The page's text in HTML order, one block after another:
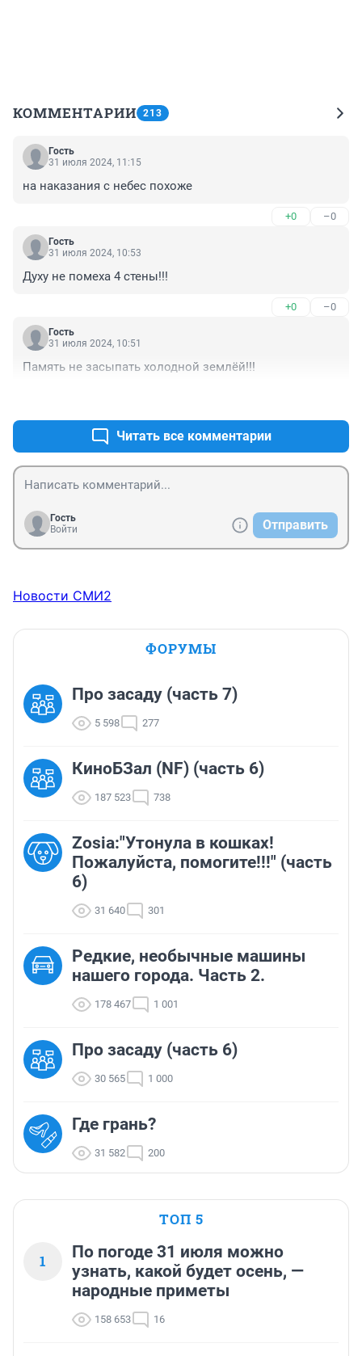
КОММЕНТАРИИ 213
Гость
31 июля 2024, 11:15
на наказания с небес похоже
+0 –0
Гость
31 июля 2024, 10:53
Духу не помеха 4 стены!!!
+0 –0
Гость
31 июля 2024, 10:51
Память не засыпать холодной землёй!!!
Читать все комментарии
Гость
Войти
Отправить
Новости СМИ2
ФОРУМЫ
Про засаду (часть 7)
5 598 277
КиноБЗал (NF) (часть 6)
187 523 738
Zosia:"Утонула в кошках!
Пожалуйста, помогите!!!" (часть
6)
31 640 301
Редкие, необычные машины
нашего города. Часть 2.
178 467 1 001
Про засаду (часть 6)
30 565 1 000
Где грань?
31 582 200
ТОП 5
1
По погоде 31 июля можно
узнать, какой будет осень, —
народные приметы
158 653 16